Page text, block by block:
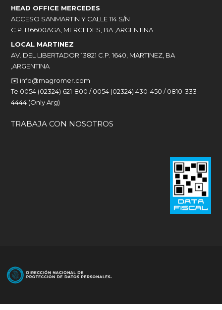
HEAD OFFICE MERCEDES
ACCESO SANMARTIN Y CALLE 114 S/N
C.P. B6600AGA, MERCEDES, BA ,ARGENTINA
LOCAL MARTINEZ
AV. DEL LIBERTADOR 13821 C.P. 1640, MARTINEZ, BA
,ARGENTINA
✉️ info@magromer.com
Te 0054 (02324) 621-800 / 0054 (02324) 430-450 / 0810-333-
4444 (Only Arg)
TRABAJA CON NOSOTROS